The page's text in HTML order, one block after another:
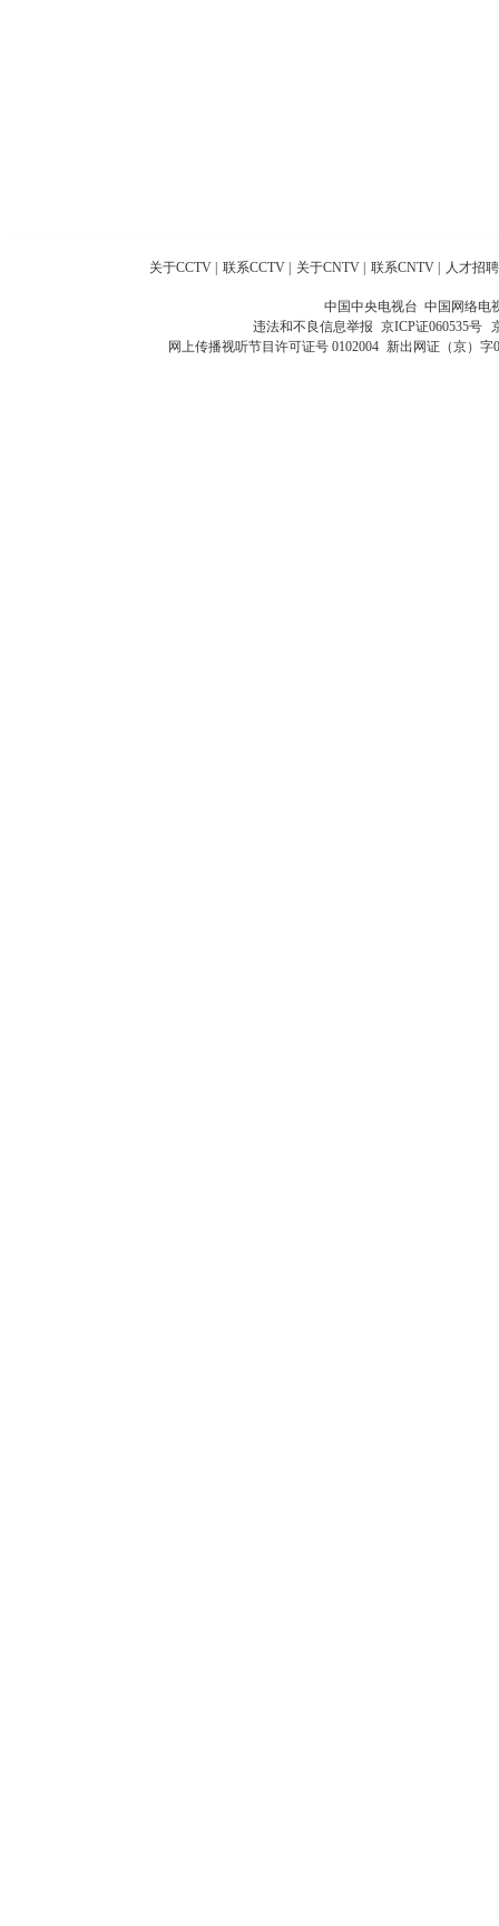
关于CCTV 联系CCTV 关于CNTV 联系CNTV 人才招聘
中国中央电视台 中国网络电
违法和不良信息举报 京ICP证060535号
网上传播视听节目许可证号 0102004 新出网证（京）